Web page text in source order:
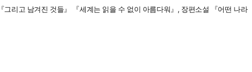
리고 남겨진 것들』 『세계는 읽을 수 없이 아름다워』, 장편소설 『어떤 나라